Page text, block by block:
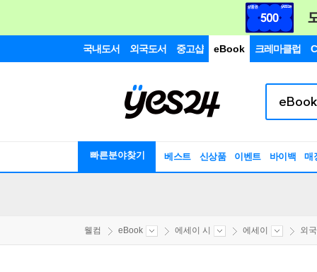
국내도서 외국도서 중고샵 eBook 크레마클럽
빠른분야찾기 베스트 신상품 이벤트 바이백 매
웰컴 eBook 에세이 시 에세이 외